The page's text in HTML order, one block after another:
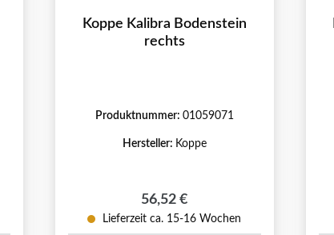
Koppe Kalibra Bodenstein
rechts
Produktnummer: 01059071
Hersteller: Koppe
Regulärer Preis:
56,52 €
Lieferzeit ca. 15-16 Wochen